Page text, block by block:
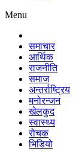
Menu
समाचार
आर्थिक
राजनीति
समाज
अन्तर्राष्ट्रिय
मनोरन्जन
खेलकुद
स्वास्थ्य
रोचक
भिडियो